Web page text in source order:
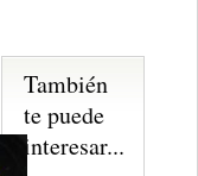
También
te puede
interesar...